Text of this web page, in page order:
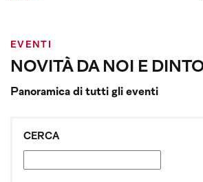
EVENTI
NOVITÀ DA NOI E
Panoramica di tutti gli eventi
CERCA